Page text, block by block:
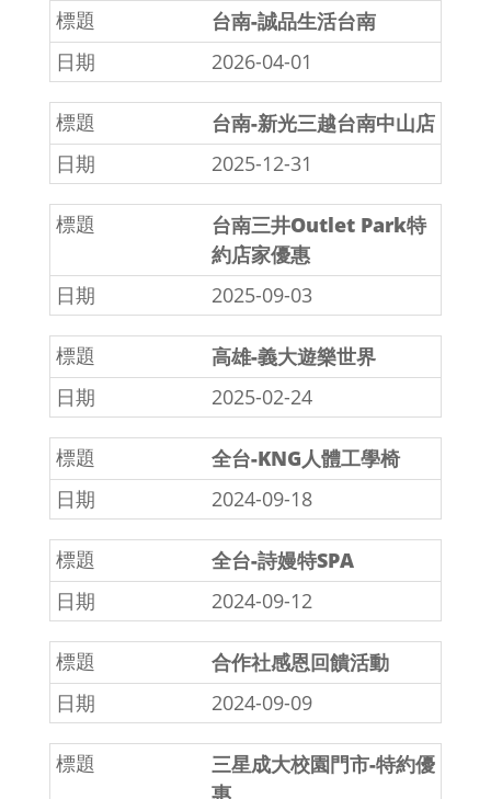
台南-誠品生活台南
2026-04-01
台南-新光三越台南中山店
2025-12-31
台南三井Outlet Park特
約店家優惠
2025-09-03
高雄-義大遊樂世界
2025-02-24
全台-KNG人體工學椅
2024-09-18
全台-詩嫚特SPA
2024-09-12
合作社感恩回饋活動
2024-09-09
三星成大校園門市-特約優
惠